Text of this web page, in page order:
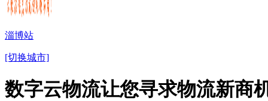
淄博站
[切换城市]
数字云物流让您寻求物流新商